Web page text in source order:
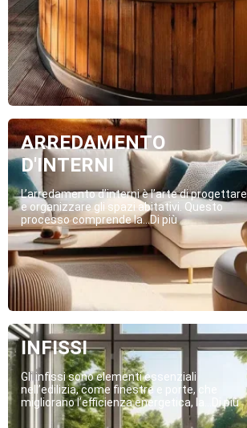
ARREDAMENTO
D'INTERNI
L’arredamento d’interni è l’arte di progettare
e organizzare gli spazi abitativi. Questo
processo comprende la...Di più
INFISSI
Gli infissi sono elementi essenziali
nell’edilizia, come finestre e porte, che
migliorano l’efficienza energetica, la...Di più